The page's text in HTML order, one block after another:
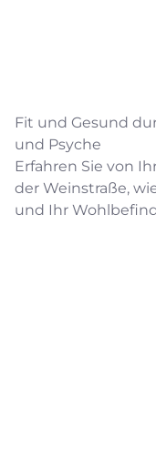
Fit und Gesund
und Psyche
Erfahren Sie von
der Weinstraße,
und Ihr